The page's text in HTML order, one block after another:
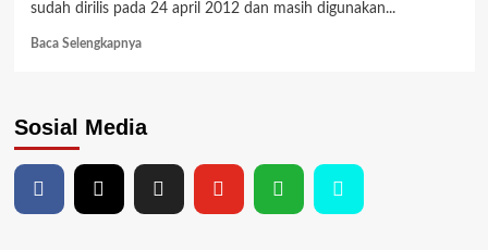
sudah dirilis pada 24 april 2012 dan masih digunakan...
Baca SelengkapnyaRead
Drive
Fitur-
Fiturnya
Sosial Media